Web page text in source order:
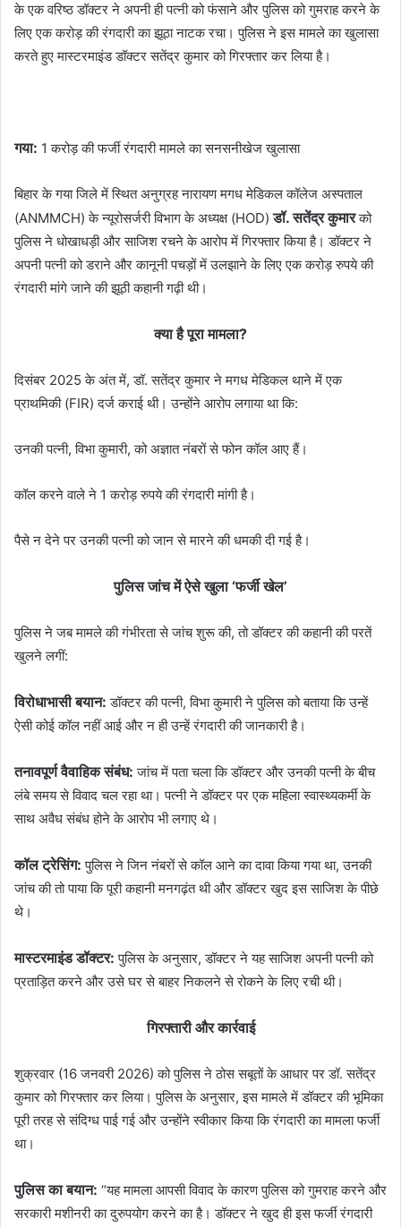
के एक वरिष्ठ डॉक्टर ने अपनी ही पत्नी को फंसाने और पुलिस को गुमराह करने के
लिए एक करोड़ की रंगदारी का झूठा नाटक रचा। पुलिस ने इस मामले का खुलासा
करते हुए मास्टरमाइंड डॉक्टर सतेंद्र कुमार को गिरफ्तार कर लिया है।
गया: 1 करोड़ की फर्जी रंगदारी मामले का सनसनीखेज खुलासा
बिहार के गया जिले में स्थित अनुग्रह नारायण मगध मेडिकल कॉलेज अस्पताल
(ANMMCH) के न्यूरोसर्जरी विभाग के अध्यक्ष (HOD) डॉ. सतेंद्र कुमारको
पुलिस ने धोखाधड़ी और साजिश रचने के आरोप में गिरफ्तार किया है। डॉक्टर ने
अपनी पत्नी को डराने और कानूनी पचड़ों में उलझाने के लिए एक करोड़ रुपये की
रंगदारी मांगे जाने की झूठी कहानी गढ़ी थी।
क्या है पूरा मामला?
दिसंबर 2025 के अंत में, डॉ. सतेंद्र कुमार ने मगध मेडिकल थाने में एक
प्राथमिकी (FIR) दर्ज कराई थी। उन्होंने आरोप लगाया था कि:
उनकी पत्नी, विभा कुमारी, को अज्ञात नंबरों से फोन कॉल आए हैं।
कॉल करने वाले ने 1 करोड़ रुपये की रंगदारी मांगी है।
पैसे न देने पर उनकी पत्नी को जान से मारने की धमकी दी गई है।
पुलिस जांच में ऐसे खुला ‘फर्जी खेल’
पुलिस ने जब मामले की गंभीरता से जांच शुरू की, तो डॉक्टर की कहानी की परतें
खुलने लगीं:
विरोधाभासी बयान: डॉक्टर की पत्नी, विभा कुमारी ने पुलिस को बताया कि उन्हें
ऐसी कोई कॉल नहीं आई और न ही उन्हें रंगदारी की जानकारी है।
तनावपूर्ण वैवाहिक संबंध: जांच में पता चला कि डॉक्टर और उनकी पत्नी के बीच
लंबे समय से विवाद चल रहा था। पत्नी ने डॉक्टर पर एक महिला स्वास्थ्यकर्मी के
साथ अवैध संबंध होने के आरोप भी लगाए थे।
कॉल ट्रेसिंग: पुलिस ने जिन नंबरों से कॉल आने का दावा किया गया था, उनकी
जांच की तो पाया कि पूरी कहानी मनगढ़ंत थी और डॉक्टर खुद इस साजिश के पीछे
थे।
मास्टरमाइंड डॉक्टर: पुलिस के अनुसार, डॉक्टर ने यह साजिश अपनी पत्नी को
प्रताड़ित करने और उसे घर से बाहर निकलने से रोकने के लिए रची थी।
गिरफ्तारी और कार्रवाई
शुक्रवार (16 जनवरी 2026) को पुलिस ने ठोस सबूतों के आधार पर डॉ. सतेंद्र
कुमार को गिरफ्तार कर लिया। पुलिस के अनुसार, इस मामले में डॉक्टर की भूमिका
पूरी तरह से संदिग्ध पाई गई और उन्होंने स्वीकार किया कि रंगदारी का मामला फर्जी
था।
पुलिस का बयान: “यह मामला आपसी विवाद के कारण पुलिस को गुमराह करने और
सरकारी मशीनरी का दुरुपयोग करने का है। डॉक्टर ने खुद ही इस फर्जी रंगदारी